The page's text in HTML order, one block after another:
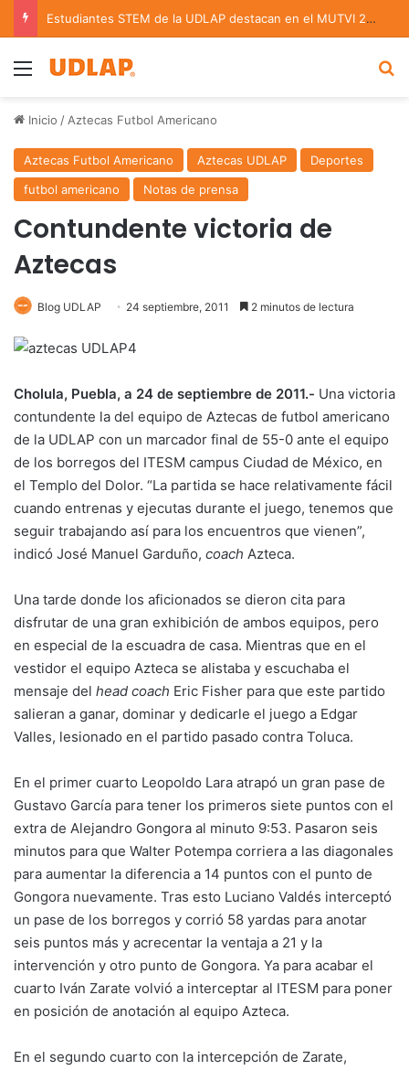
Estudiantes STEM de la UDLAP destacan en el MUTVI 2026
Menu
Inicio / Aztecas Futbol Americano
Aztecas Futbol Americano Aztecas UDLAP
Deportes
futbol americano
Notas de prensa
Contundente victoria de
Aztecas
Blog UDLAP 24 septiembre, 2011 2 minutos de lectura
Cholula, Puebla, a 24 de septiembre de 2011.- Una victoria
contundente la del equipo de Aztecas de futbol americano
de la UDLAP con un marcador final de 55-0 ante el equipo
de los borregos del ITESM campus Ciudad de México, en
el Templo del Dolor. “La partida se hace relativamente fácil
cuando entrenas y ejecutas durante el juego, tenemos que
seguir trabajando así para los encuentros que vienen”,
indicó José Manuel Garduño, coach Azteca.
Una tarde donde los aficionados se dieron cita para
disfrutar de una gran exhibición de ambos equipos, pero
en especial de la escuadra de casa. Mientras que en el
vestidor el equipo Azteca se alistaba y escuchaba el
mensaje del head coach Eric Fisher para que este partido
salieran a ganar, dominar y dedicarle el juego a Edgar
Valles, lesionado en el partido pasado contra Toluca.
En el primer cuarto Leopoldo Lara atrapó un gran pase de
Gustavo García para tener los primeros siete puntos con el
extra de Alejandro Gongora al minuto 9:53. Pasaron seis
minutos para que Walter Potempa corriera a las diagonales
para aumentar la diferencia a 14 puntos con el punto de
Gongora nuevamente. Tras esto Luciano Valdés interceptó
un pase de los borregos y corrió 58 yardas para anotar
seis puntos más y acrecentar la ventaja a 21 y la
intervención y otro punto de Gongora. Ya para acabar el
cuarto Iván Zarate volvió a interceptar al ITESM para poner
en posición de anotación al equipo Azteca.
En el segundo cuarto con la intercepción de Zarate,